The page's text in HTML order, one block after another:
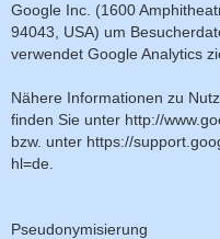
Google Inc. (1600
94043, USA) um
verwendet Google Analytics
Nähere Informationen zu
finden Sie unter http://
bzw. unter https://
hl=de.
Pseudonymisierung